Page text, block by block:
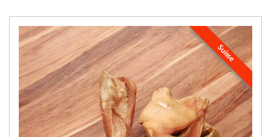
Suisse